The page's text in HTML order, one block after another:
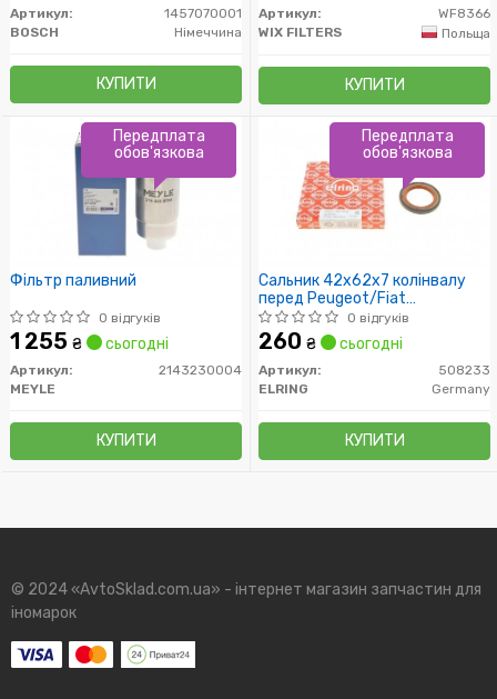
Артикул:
1457070001
BOSCH
Німеччина
КУПИТИ
Артикул:
WF8366
WIX FILTERS
Польща
КУПИТИ
Фільтр паливний
0 відгуків
1 255 ₴ сьогодні
Артикул:
2143230004
MEYLE
КУПИТИ
Передплата
обов'язкова
Сальник 42x62x7 колінвалу
перед Peugeot/Fiat
1.6/1.8/1.8d/1.9d0 відгуків
260 ₴ сьогодні
Артикул:
508233
ELRING
Germany
КУПИТИ
Передплата
обов'язкова
© 2024 «AvtoSklad.com.ua» - інтернет магазин запчастин для
іномарок